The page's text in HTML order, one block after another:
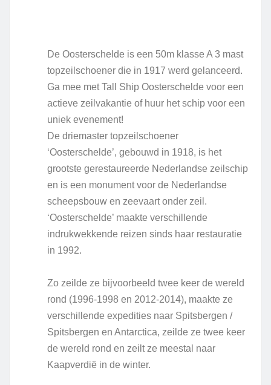
De Oosterschelde is een 50m klasse A 3 mast
topzeilschoener die in 1917 werd gelanceerd.
Ga mee met Tall Ship Oosterschelde voor een
actieve zeilvakantie of huur het schip voor een
uniek evenement!
De driemaster topzeilschoener
‘Oosterschelde’, gebouwd in 1918, is het
grootste gerestaureerde Nederlandse zeilschip
en is een monument voor de Nederlandse
scheepsbouw en zeevaart onder zeil.
‘Oosterschelde’ maakte verschillende
indrukwekkende reizen sinds haar restauratie
in 1992.
Zo zeilde ze bijvoorbeeld twee keer de wereld
rond (1996-1998 en 2012-2014), maakte ze
verschillende expedities naar Spitsbergen /
Spitsbergen en Antarctica, zeilde ze twee keer
de wereld rond en zeilt ze meestal naar
Kaapverdië in de winter.